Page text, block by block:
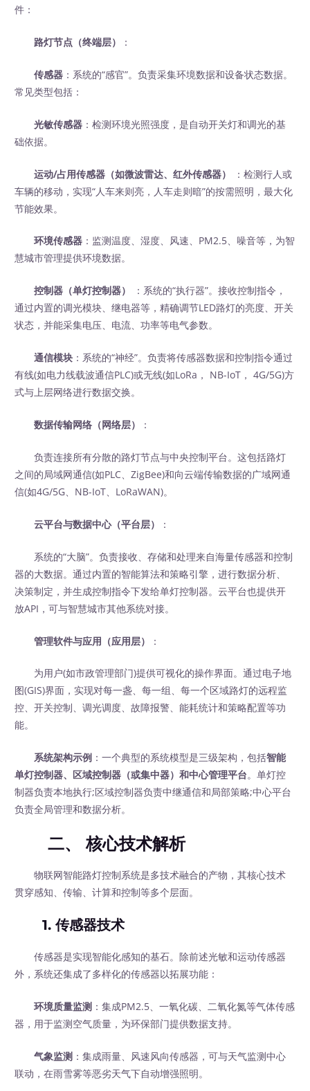
件：
路灯节点（终端层） ‍：
传感器 ：系统的“感官”。负责采集环境数据和设备状态数据。
常见类型包括：
光敏传感器 ：检测环境光照强度，是自动开关灯和调光的基
础依据。
运动/占用传感器（如微波雷达、红外传感器）
‍ ：检测行人或
车辆的移动，实现“人车来则亮，人车走则暗”的按需照明，最大化
节能效果。
环境传感器 ：监测温度、湿度、风速、PM2.5、噪音等，为智
慧城市管理提供环境数据。
控制器（单灯控制器）
‍ ：系统的“执行器”。接收控制指令，
通过内置的调光模块、继电器等，精确调节LED路灯的亮度、开关
状态，并能采集电压、电流、功率等电气参数。
通信模块 ：系统的“神经”。负责将传感器数据和控制指令通过
有线(如电力线载波通信PLC)或无线(如LoRa， NB-IoT， 4G/5G)方
式与上层网络进行数据交换。
数据传输网络（网络层） ‍：
负责连接所有分散的路灯节点与中央控制平台。这包括路灯
之间的局域网通信(如PLC、ZigBee)和向云端传输数据的广域网通
信(如4G/5G、NB-IoT、LoRaWAN)。
云平台与数据中心（平台层） ‍：
系统的“大脑”。负责接收、存储和处理来自海量传感器和控制
器的大数据。通过内置的智能算法和策略引擎，进行数据分析、
决策制定，并生成控制指令下发给单灯控制器。云平台也提供开
放API，可与智慧城市其他系统对接。
管理软件与应用（应用层） ‍：
为用户(如市政管理部门)提供可视化的操作界面。通过电子地
图(GIS)界面，实现对每一盏、每一组、每一个区域路灯的远程监
控、开关控制、调光调度、故障报警、能耗统计和策略配置等功
能。
系统架构示例 ：一个典型的系统模型是三级架构，包括智能
单灯控制器、区域控制器（或集中器）和中心管理平台。单灯控
制器负责本地执行;区域控制器负责中继通信和局部策略;中心平台
负责全局管理和数据分析。
二、 核心技术解析
物联网智能路灯控制系统是多技术融合的产物，其核心技术
贯穿感知、传输、计算和控制等多个层面。
1. 传感器技术
传感器是实现智能化感知的基石。除前述光敏和运动传感器
外，系统还集成了多样化的传感器以拓展功能：
环境质量监测 ：集成PM2.5、一氧化碳、二氧化氮等气体传感
器，用于监测空气质量，为环保部门提供数据支持。
气象监测 ：集成雨量、风速风向传感器，可与天气监测中心
联动，在雨雪雾等恶劣天气下自动增强照明。